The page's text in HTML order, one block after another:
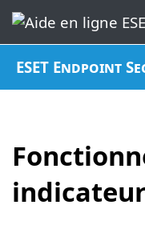
ESET Endpoint